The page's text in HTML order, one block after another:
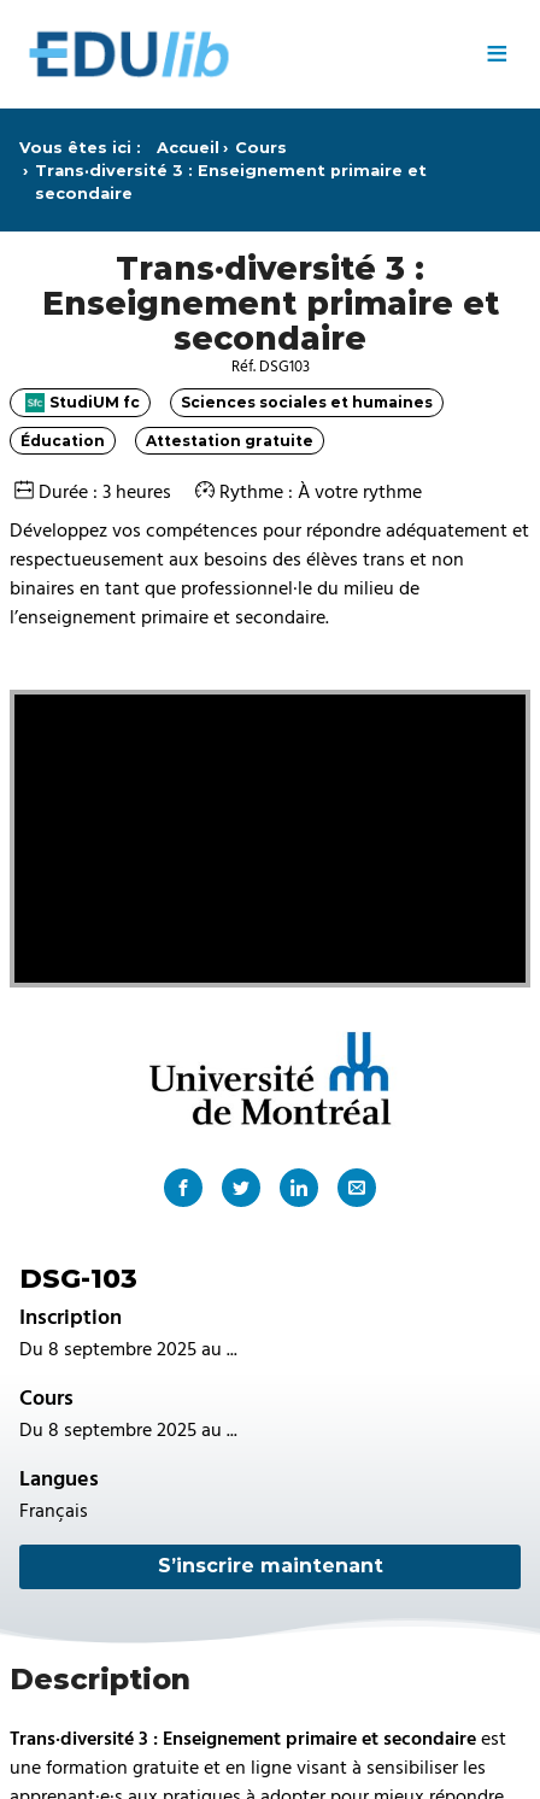
≡
Vous êtes ici : Accueil
Cours
Trans·diversité 3 : Enseignement primaire et
secondaire
Trans·diversité 3 :
Enseignement primaire et
secondaire
Réf. DSG103
Catégorie
StudiUM fc Catégorie
Sciences sociales et humaines
Catégorie
Éducation Catégorie
Attestation gratuite
Durée : 3 heures
Rythme : À votre rythme
Développez vos compétences pour répondre adéquatement et
respectueusement aux besoins des élèves trans et non
binaires en tant que professionnel·le du milieu de
l’enseignement primaire et secondaire.
DSG-103
Inscription
Du 8 septembre 2025 au ...
Cours
Du 8 septembre 2025 au ...
Langues
Français
S’inscrire maintenant
Description
Trans·diversité 3 : Enseignement primaire et secondaire est
une formation gratuite et en ligne visant à sensibiliser les